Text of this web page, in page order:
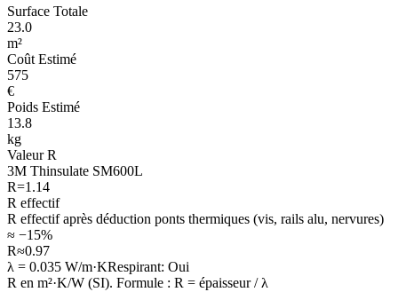
Surface Totale
23.0
m²
Coût Estimé
575
€
Poids Estimé
13.8
kg
Valeur R
3M Thinsulate SM600L
R=1.14
R effectif
R effectif après déduction ponts thermiques (vis, rails alu, nervures)
≈ −15%
R≈0.97
λ = 0.035 W/m·KRespirant: Oui
R en m²·K/W (SI). Formule : R = épaisseur / λ